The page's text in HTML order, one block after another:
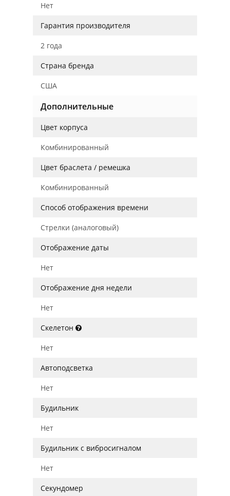
Нет
Гарантия производителя
2 года
Страна бренда
США
Дополнительные
Цвет корпуса
Комбинированный
Цвет браслета / ремешка
Комбинированный
Способ отображения времени
Стрелки (аналоговый)
Отображение даты
Нет
Отображение дня недели
Нет
Скелетон
Нет
Автоподсветка
Нет
Будильник
Нет
Будильник с вибросигналом
Нет
Секундомер